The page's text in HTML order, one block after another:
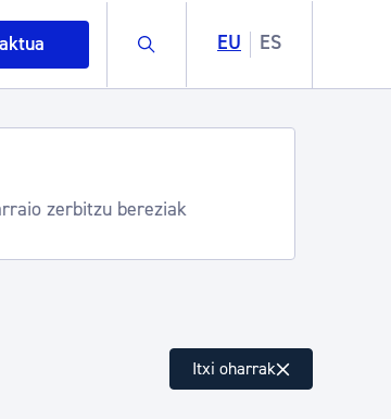
Buscar EU ES
zerbitzu bereziak
Itxi oharrak